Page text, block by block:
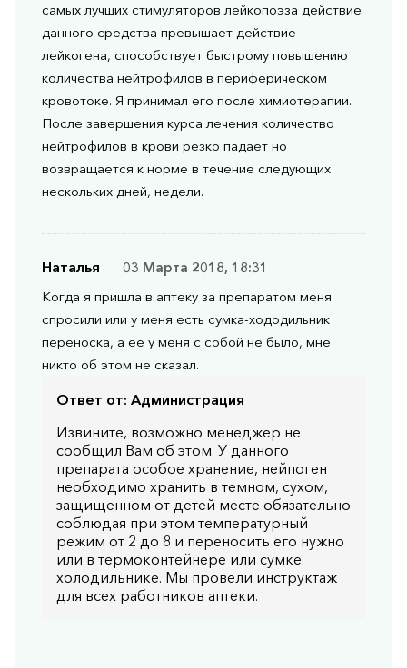
самых лучших стимуляторов лейкопоэза действие
данного средства превышает действие
лейкогена, способствует быстрому повышению
количества нейтрофилов в периферическом
кровотоке. Я принимал его после химиотерапии.
После завершения курса лечения количество
нейтрофилов в крови резко падает но
возвращается к норме в течение следующих
нескольких дней, недели.
Наталья
03 Марта 2018, 18:31
Когда я пришла в аптеку за препаратом меня
спросили или у меня есть сумка-хододильник
переноска, а ее у меня с собой не было, мне
никто об этом не сказал.
Ответ от: Администрация
Извините, возможно менеджер не
сообщил Вам об этом. У данного
препарата особое хранение, нейпоген
необходимо хранить в темном, сухом,
защищенном от детей месте обязательно
соблюдая при этом температурный
режим от 2 до 8 и переносить его нужно
или в термоконтейнере или сумке
холодильнике. Мы провели инструктаж
для всех работников аптеки.